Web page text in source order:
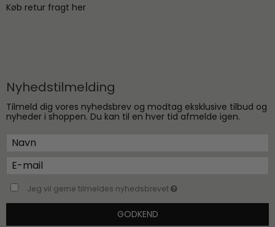
Køb retur fragt her
Nyhedstilmelding
Tilmeld dig vores nyhedsbrev og modtag eksklusive tilbud og
nyheder i shoppen. Du kan til en hver tid afmelde igen.
Jeg vil gerne tilmeldes nyhedsbrevet
GODKEND